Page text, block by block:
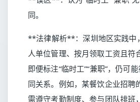
同。
**法律解析**：深圳地区实践中
人单位管理、按月领取工资且符
即便标注“临时工”“兼职”，仍可
同关系。例如，某餐饮企业招聘
需遵守考勤制度、参与团队排班